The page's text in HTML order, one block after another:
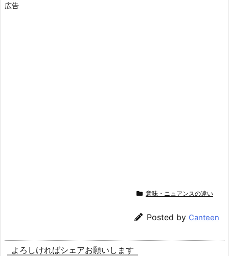
広告
意味・ニュアンスの違い
Posted by Canteen
よろしければシェアお願いします